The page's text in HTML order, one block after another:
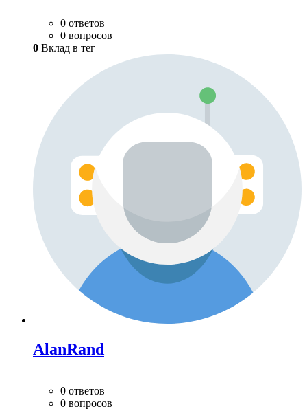
0 ответов
0 вопросов
0 Вклад в тег
AlanRand
0 ответов
0 вопросов